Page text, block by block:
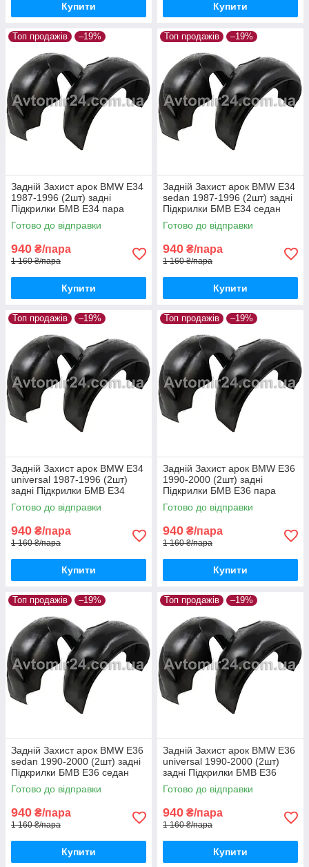
Купити Купити
Топ продажів –19%
Задній Захист арок BMW E34
1987-1996 (2шт) задні
Підкрилки БМВ Е34 пара
задніх
Готово до відправки
940 ₴/пара
1 160 ₴/пара
Купити
Топ продажів –19%
Задній Захист арок BMW E34
sedan 1987-1996 (2шт) задні
Підкрилки БМВ Е34 седан
пара задніх
Готово до відправки
940 ₴/пара
1 160 ₴/пара
Купити
Топ продажів –19%
Задній Захист арок BMW E34
universal 1987-1996 (2шт)
задні Підкрилки БМВ Е34
універсал пара задніх
Готово до відправки
940 ₴/пара
1 160 ₴/пара
Купити
Топ продажів –19%
Задній Захист арок BMW E36
1990-2000 (2шт) задні
Підкрилки БМВ Е36 пара
задніх
Готово до відправки
940 ₴/пара
1 160 ₴/пара
Купити
Топ продажів –19%
Задній Захист арок BMW E36
sedan 1990-2000 (2шт) задні
Підкрилки БМВ Е36 седан
пара задніх
Готово до відправки
940 ₴/пара
1 160 ₴/пара
Купити
Топ продажів –19%
Задній Захист арок BMW E36
universal 1990-2000 (2шт)
задні Підкрилки БМВ Е36
універсал пара задніх
Готово до відправки
940 ₴/пара
1 160 ₴/пара
Купити